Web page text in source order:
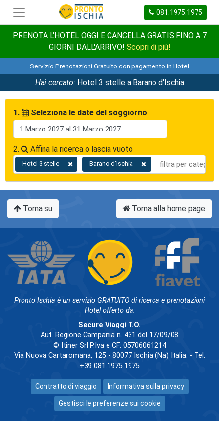
081.1975.1975
PRENOTA L'HOTEL OGGI E CANCELLA GRATIS FINO A 7
GIORNI DALL'ARRIVO! Scopri di più!
Servizio Prenotazioni Gratuito con pagamento in Hotel
Hai cercato:Hotel 3 stelle a Barano d'Ischia
1. Seleziona le date del soggiorno
2. Affina la ricerca o lascia vuoto
Hotel 3 stelle Barano d'Ischia
Torna su Torna alla home page
Pronto Ischia è un servizio GRATUITO di ricerca e prenotazioni
Hotel offerto da:
Secure Viaggi T.O.
Aut. Regione Campania n. 431 del 17/09/08
© Itiner Srl P.Iva e CF: 05706061214
Via Nuova Cartaromana, 125 - 80077 Ischia (Na) Italia. - Tel.
+39 081.1975.1975
Contratto di viaggio Informativa sulla privacy
Gestisci le preferenze sui cookie